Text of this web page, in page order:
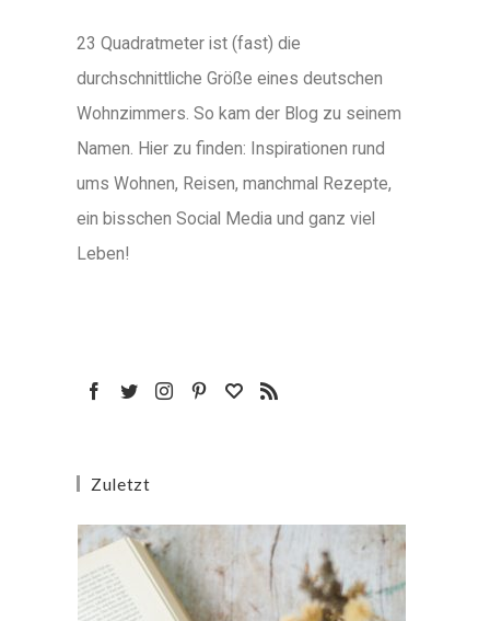
23 Quadratmeter ist (fast) die
durchschnittliche Größe eines deutschen
Wohnzimmers. So kam der Blog zu seinem
Namen. Hier zu finden: Inspirationen rund
ums Wohnen, Reisen, manchmal Rezepte,
ein bisschen Social Media und ganz viel
Leben!
Zuletzt